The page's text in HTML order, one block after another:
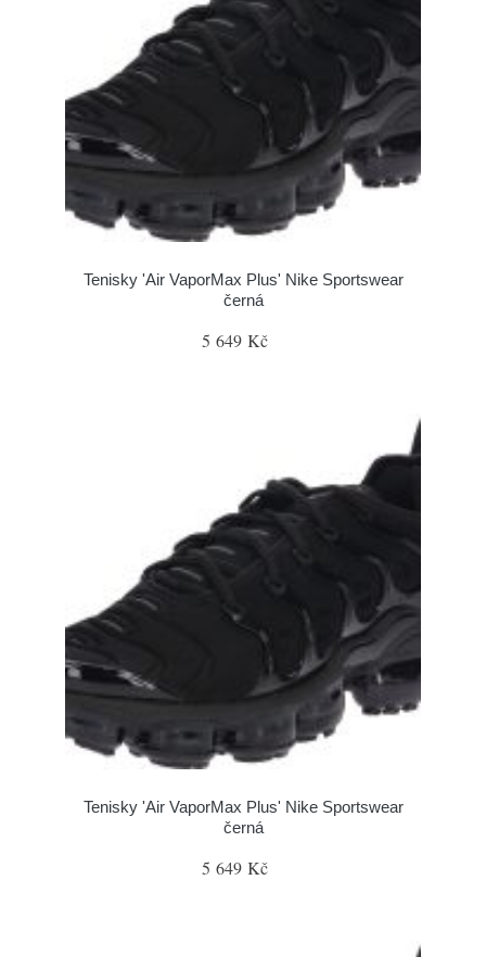
Tenisky 'Air VaporMax Plus' Nike Sportswear
černá
5 649 Kč
Tenisky 'Air VaporMax Plus' Nike Sportswear
černá
5 649 Kč